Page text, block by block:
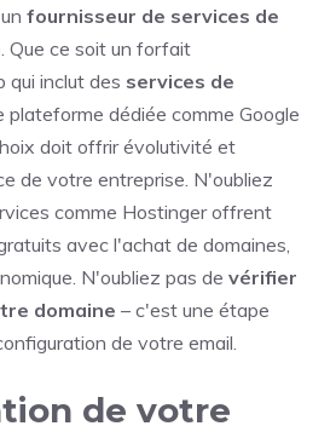
fournisseur de services de
. Que ce soit un forfait
inclut des services de
plateforme dédiée comme Google
doit offrir évolutivité et
de votre entreprise. N'oubliez
comme Hostinger offrent
avec l'achat de domaines,
N'oubliez pas de vérifier
domaine – c'est une étape
de votre email.
de votre